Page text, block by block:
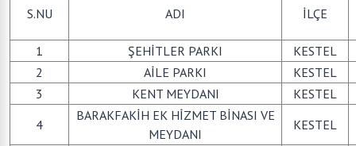
S.NU ADI İLÇE
1 ŞEHİTLER PARKI
KESTEL
2
AİLE PARKI
KESTEL
3
KENT MEYDANI
KESTEL
4
BARAKFAKİH EK HİZMET BİNASI VE
MEYDANI
KESTEL